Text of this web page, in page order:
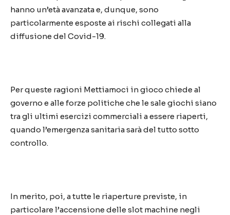
hanno un’età avanzata e, dunque, sono
particolarmente esposte ai rischi collegati alla
diffusione del Covid-19.
Per queste ragioni Mettiamoci in gioco chiede al
governo e alle forze politiche che le sale giochi siano
tra gli ultimi esercizi commerciali a essere riaperti,
quando l’emergenza sanitaria sarà del tutto sotto
controllo.
In merito, poi, a tutte le riaperture previste, in
particolare l’accensione delle slot machine negli